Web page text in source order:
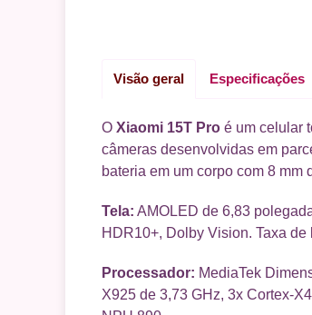
Visão geral Especificações
O Xiaomi 15T Pro é um celular
câmeras desenvolvidas em
bateria em um corpo com 8
Tela: AMOLED de 6,83
HDR10+, Dolby Vision. Taxa
Processador: MediaTek
X925 de 3,73 GHz, 3x Cortex-